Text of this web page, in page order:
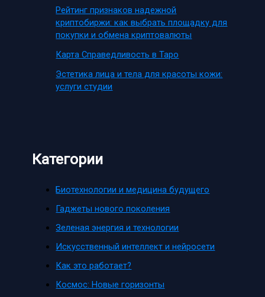
Рейтинг признаков надежной
криптобиржи: как выбрать площадку для
покупки и обмена криптовалюты
Карта Справедливость в Таро
Эстетика лица и тела для красоты кожи:
услуги студии
Категории
Биотехнологии и медицина будущего
Гаджеты нового поколения
Зеленая энергия и технологии
Искусственный интеллект и нейросети
Как это работает?
Космос: Новые горизонты